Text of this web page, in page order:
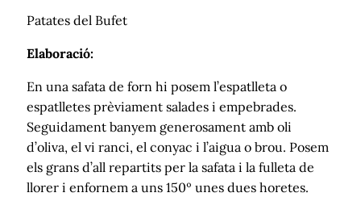
Patates del Bufet
Elaboració:
En una safata de forn hi posem l’espatlleta o
espatlletes prèviament salades i empebrades.
Seguidament banyem generosament amb oli
d’oliva, el vi ranci, el conyac i l’aigua o brou. Posem
els grans d’all repartits per la safata i la fulleta de
llorer i enfornem a uns 150º unes dues horetes.